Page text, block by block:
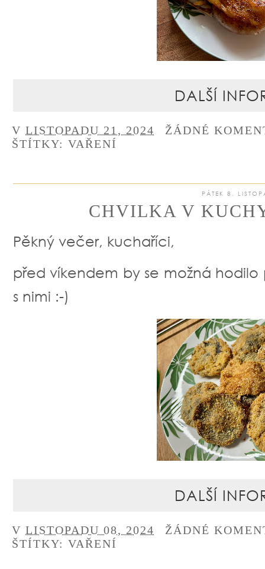
DALŠÍ
V LISTOPADU 21, 2024
ŽÁDNÉ
ŠTÍTKY: VAŘENÍ
PÁTEK 8.
CHVILKA V
Pěkný večer, kuchaříci,
před víkendem by se možná
s nimi :-)
DALŠÍ
V LISTOPADU 08, 2024
ŽÁDNÉ
ŠTÍTKY: VAŘENÍ